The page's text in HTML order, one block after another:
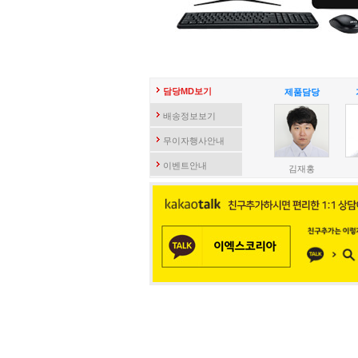
담당MD보기
배송정보보기
무이자행사안내
이벤트안내
제품담당
김재홍